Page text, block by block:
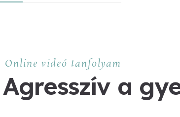
Online videó tanfolyam
Agresszív a